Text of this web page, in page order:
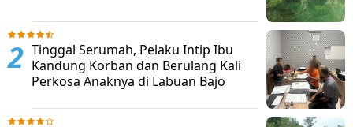
Tinggal Serumah, Pelaku Intip Ibu
Kandung Korban dan Berulang Kali
Perkosa Anaknya di Labuan Bajo